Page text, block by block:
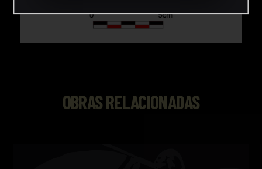
OBRAS RELACIONADAS